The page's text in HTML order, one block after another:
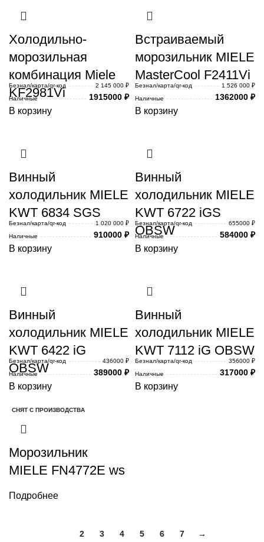
Холодильно-
морозильная
комбинация Miele
KF2981Vi
Безнал/карта/qr-код
2 145 000 ₽
Наличные
1915000 ₽
В корзину
Встраиваемый
морозильник MIELE
MasterCool F2411Vi
Безнал/карта/qr-код
1 526 000 ₽
Наличные
1362000 ₽
В корзину
Винный
холодильник MIELE
KWT 6834 SGS
Безнал/карта/qr-код
1 020 000 ₽
Наличные
910000 ₽
В корзину
Винный
холодильник MIELE
KWT 6722 iGS
OBSW
Безнал/карта/qr-код
655000 ₽
Наличные
584000 ₽
В корзину
Винный
холодильник MIELE
KWT 6422 iG
OBSW
Безнал/карта/qr-код
436000 ₽
Наличные
389000 ₽
В корзину
Винный
холодильник MIELE
KWT 7112 iG OBSW
Безнал/карта/qr-код
356000 ₽
Наличные
317000 ₽
В корзину
СНЯТ С ПРОИЗВОДСТВА
Морозильник
MIELE FN4772E ws
Подробнее
2 3 4 5 6 7 →